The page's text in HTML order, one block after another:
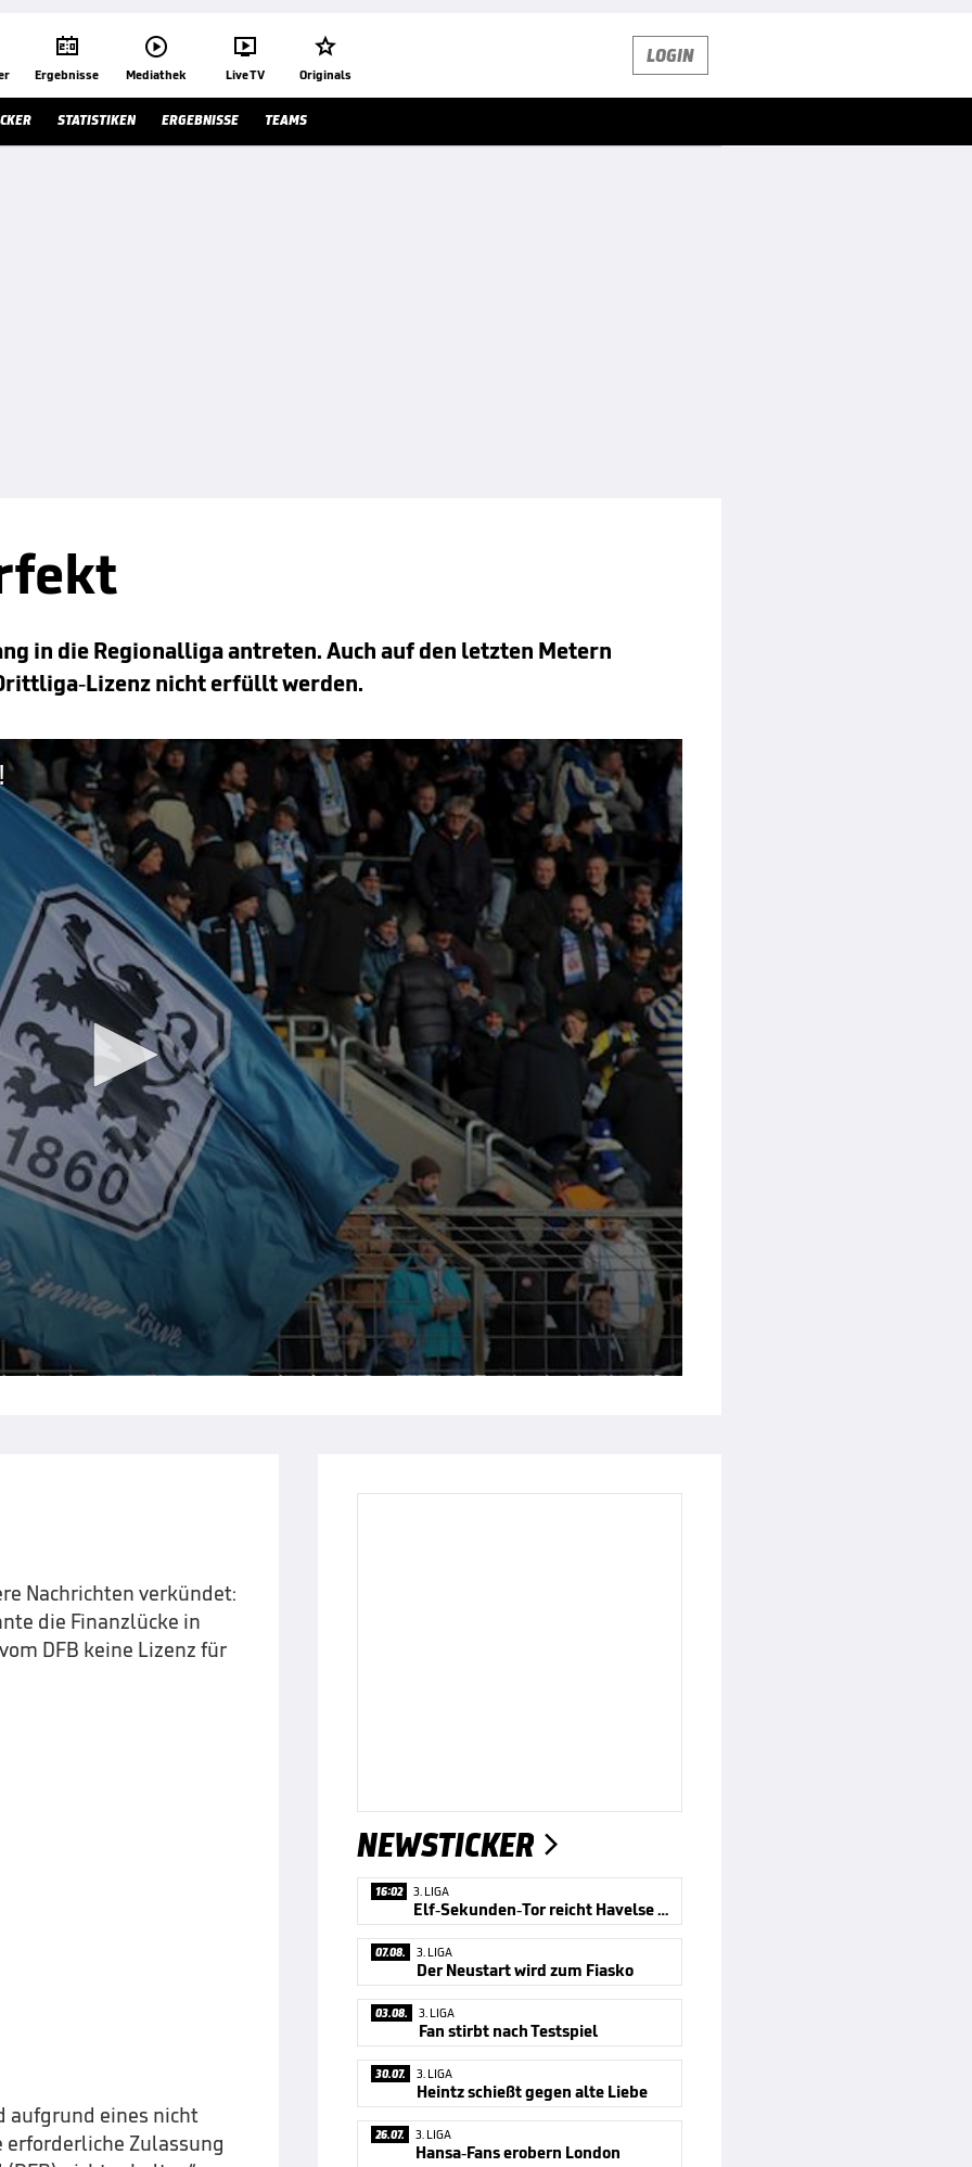

Ergebnisse

Mediathek

Live TV

Originals
LOGIN
STATISTIKEN ERGEBNISSE TEAMS
in die Regionalliga antreten. Auch auf den letzten Metern
Lizenz nicht erfüllt werden.
Nachrichten verkündet:
die Finanzlücke in
DFB keine Lizenz für
aufgrund eines nicht
Zulassung
NEWSTICKER 
16:02 3. LIGA
Elf-Sekunden-Tor reicht Havelse nicht
07.08. 3. LIGA
Der Neustart wird zum Fiasko
03.08. 3. LIGA
Fan stirbt nach Testspiel
30.07. 3. LIGA
Heintz schießt gegen alte Liebe
26.07. 3. LIGA
Hansa-Fans erobern London